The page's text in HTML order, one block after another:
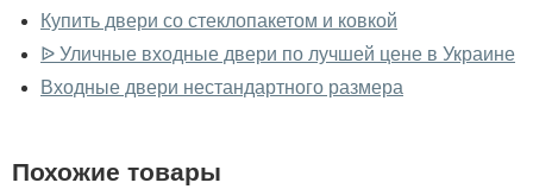
У вас большой магазин?
Да, у нас большой выбор межкомнатных и входных
входные?
Купить двери со стеклопакетом и ковкой
ᐉ Уличные входные двери по лучшей цене в Украине
Входные двери нестандартного размера
Похожие товары